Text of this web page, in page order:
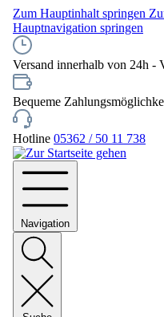
Zum Hauptinhalt springen
Hauptnavigation springen
Versand innerhalb von 24h -
Bequeme
Hotline 05362 / 50 11 738
Navigation